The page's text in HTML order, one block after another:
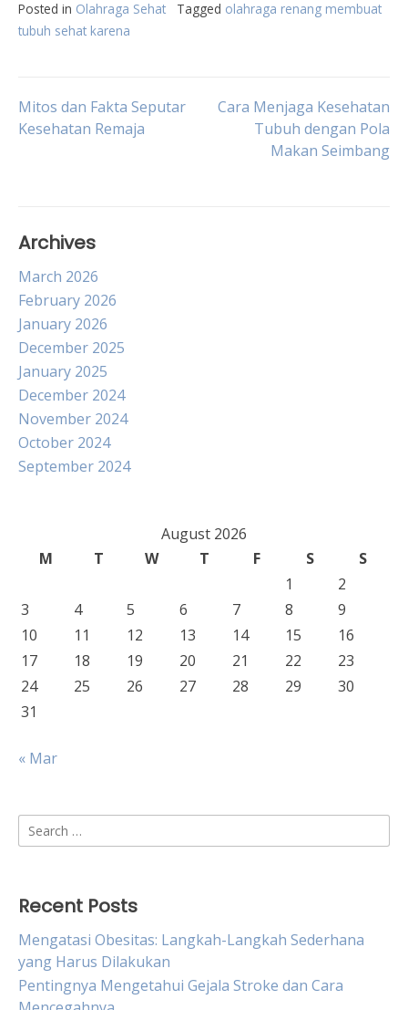
Posted in Olahraga Sehat Tagged olahraga renang membuat
tubuh sehat karena
Post
Mitos dan Fakta Seputar
Kesehatan Remaja
Cara Menjaga Kesehatan
Tubuh dengan Pola
Makan Seimbang
Archives
March 2026
February 2026
January 2026
December 2025
January 2025
December 2024
November 2024
October 2024
September 2024
August 2026
M
T W T F S
S
1
2
3
4 5 6 7 8
9
10
11 12 13 14 15
16
17
18 19 20 21 22
23
24
25 26 27 28 29
30
31
« Mar
Search
for:
Recent Posts
Mengatasi Obesitas: Langkah-Langkah Sederhana
yang Harus Dilakukan
Pentingnya Mengetahui Gejala Stroke dan Cara